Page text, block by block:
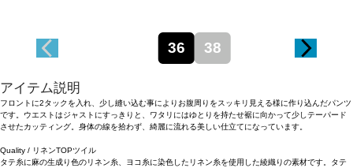
36 38
アイテム説明
フロントに2タックを入れ、少し縫い込む事によりお腹周りをスッキリ見える様に作り込んだパンツ
です。ウエストはジャストにすっきりと、ワタリにはゆとりを持たせ裾に向かって少しテーパード
させたカッティング。身体の線を拾わず、綺麗に流れる美しい仕立てになっています。
Quality / リネンTOPツイル
タテ糸に麻の生成り色のリネン糸、ヨコ糸に染色したリネン糸を使用した綾織りの素材です。タテ